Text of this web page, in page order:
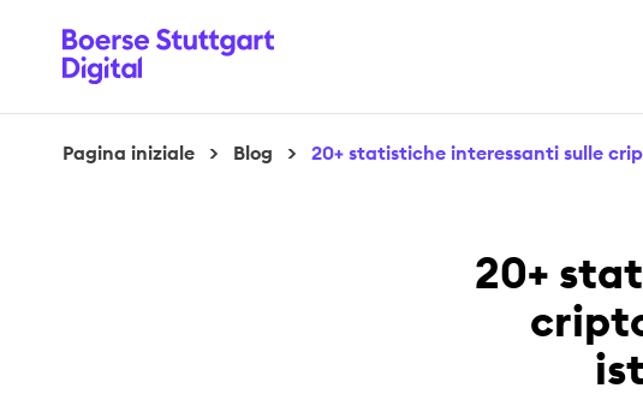
Pagina iniziale > Blog > 20+ statistiche interessanti sulle
20+